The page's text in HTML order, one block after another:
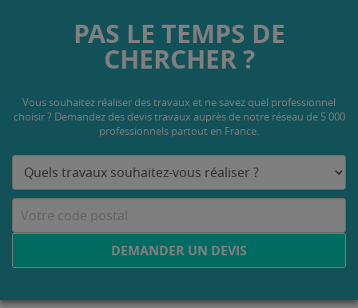
PAS LE TEMPS DE
CHERCHER ?
Vous souhaitez réaliser des travaux et ne savez quel professionnel
choisir ? Demandez des devis travaux auprès de notre réseau de 5 000
professionnels partout en France.
DEMANDER UN DEVIS